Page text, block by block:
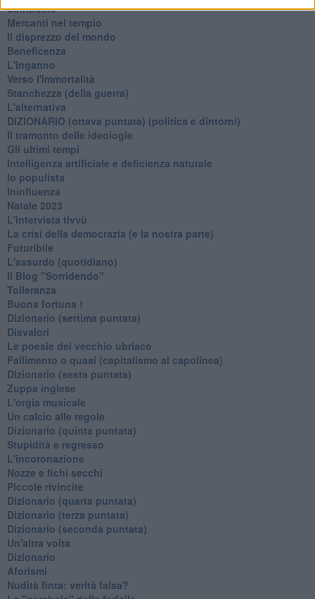
Solitudine
Mercanti nel tempio
Il disprezzo del mondo
Beneficenza
L'inganno
Verso l'immortalità
Stanchezza (della guerra)
L'alternativa
​DIZIONARIO (ottava puntata) (politica e dintorni)
Il tramonto delle ideologie
Gli ultimi tempi
Intelligenza artificiale e deficienza naturale
Io populista
Ininfluenza
Natale 2023
L'intervista tivvù
La crisi della democrazia (e la nostra parte)
Futuribile
L'assurdo (quotidiano)
Il Blog "Sorridendo"
Tolleranza
Buona fortuna !
​Dizionario (settima puntata)
Disvalori
Le poesie del vecchio ubriaco
Fallimento o quasi (capitalismo al capolinea)
Dizionario (sesta puntata)
Zuppa inglese
L'orgia musicale
Un calcio alle regole
Dizionario (quinta puntata)
Stupidità e regresso
L'incoronazione
Nozze e fichi secchi
Piccole rivincite
​Dizionario (quarta puntata)
​Dizionario (terza puntata)
​Dizionario (seconda puntata)
Un'altra volta
Dizionario
Aforismi
Nudità finta: verità falsa?